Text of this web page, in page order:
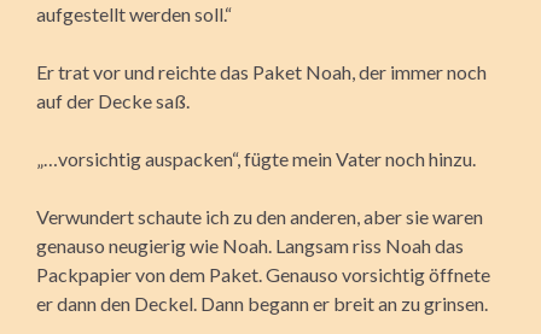
aufgestellt werden soll.“
Er trat vor und reichte das Paket Noah, der immer noch
auf der Decke saß.
„…vorsichtig auspacken“, fügte mein Vater noch hinzu.
Verwundert schaute ich zu den anderen, aber sie waren
genauso neugierig wie Noah. Langsam riss Noah das
Packpapier von dem Paket. Genauso vorsichtig öffnete
er dann den Deckel. Dann begann er breit an zu grinsen.